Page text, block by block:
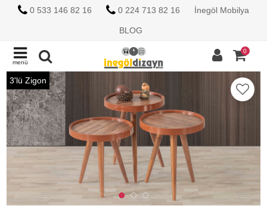
0 533 146 82 16 0 224 713 82 16 İnegöl Mobilya
BLOG
menü
0
3'lü Zigon